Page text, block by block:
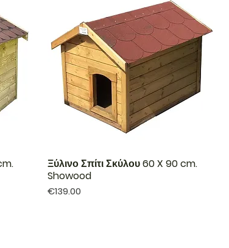
Ξύλινο Σπίτι Σκύλου 60 X 90 cm.
Showood
Price
€139.00